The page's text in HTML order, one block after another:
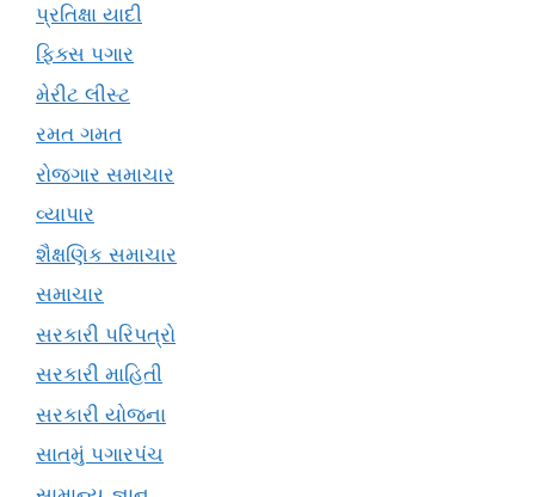
પ્રતિક્ષા યાદી
ફિક્સ પગાર
મેરીટ લીસ્ટ
રમત ગમત
રોજગાર સમાચાર
વ્યાપાર
શૈક્ષણિક સમાચાર
સમાચાર
સરકારી પરિપત્રો
સરકારી માહિતી
સરકારી યોજના
સાતમું પગારપંચ